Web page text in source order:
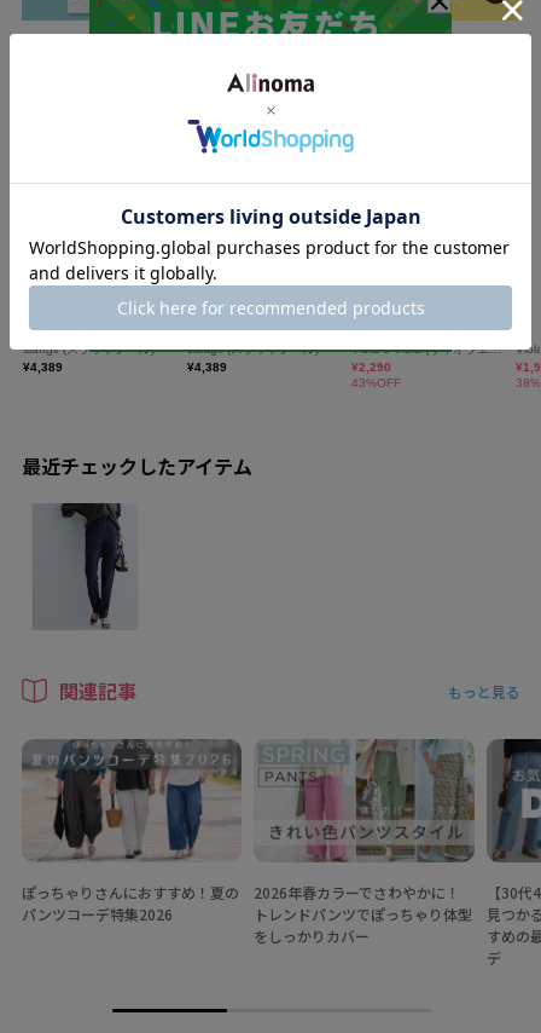
最近チェックしたアイテム
関連記事 もっと見る
ぽっちゃりさんにおすすめ！夏の
パンツコーデ特集2026
2026年春カラーでさわやかに！
トレンドパンツでぽっちゃり体型
をしっかりカバー
【30
見つか
すめの
デ